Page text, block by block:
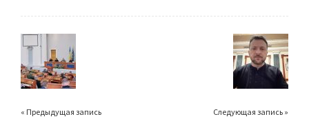
o
o
k
er
« Предыдущая запись Следующая запись »